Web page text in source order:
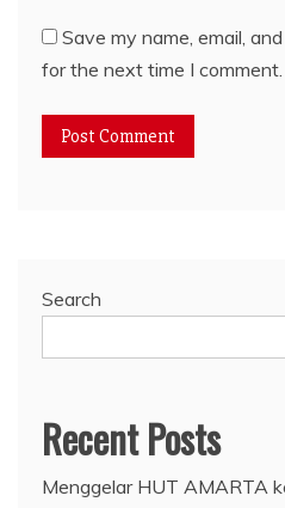
Save my name, email,
for the next time I comment.
Search
Recent Posts
Menggelar HUT AMARTA